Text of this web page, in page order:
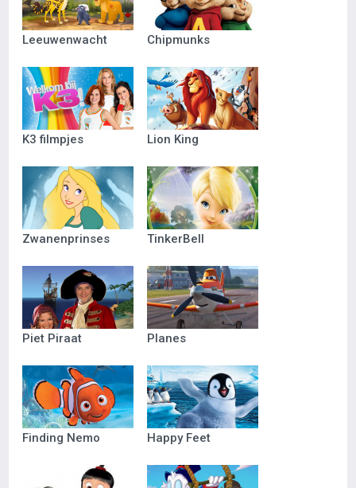
Leeuwenwacht Chipmunks
K3 filmpjes Lion King
Zwanenprinses TinkerBell
Piet Piraat Planes
Finding Nemo Happy Feet